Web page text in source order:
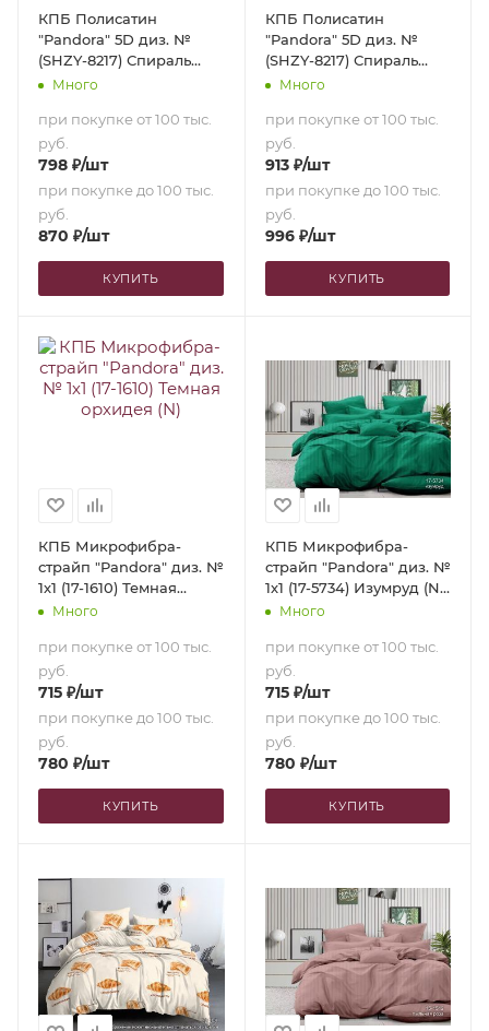
КПБ Полисатин
"Pandora" 5D диз. №
(SHZY-8217) Спираль
снов (1,5-сп.)
Много
при покупке от 100 тыс.
руб.
798 ₽/шт
при покупке до 100 тыс.
руб.
870 ₽/шт
КУПИТЬ
КПБ Полисатин
"Pandora" 5D диз. №
(SHZY-8217) Спираль
снов (2,0-сп. с
Много
при покупке от 100 тыс.
руб.
913₽/шт
при покупке до 100 тыс.
руб.
996₽/шт
КУПИТЬ
КПБ Микрофибра-
страйп "Pandora" диз. №
1х1 (17-1610) Темная
орхидея (N) (1,5-сп.)
Много
при покупке от 100 тыс.
руб.
715 ₽/шт
при покупке до 100 тыс.
руб.
780 ₽/шт
КУПИТЬ
КПБ Микрофибра-
страйп "Pandora" диз. №
1х1 (17-5734) Изумруд (N)
(1,5-сп.)
Много
при покупке от 100 тыс.
руб.
715₽/шт
при покупке до 100 тыс.
руб.
780 ₽/шт
КУПИТЬ